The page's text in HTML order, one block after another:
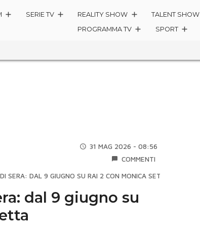
SERIE TV REALITY SHOW TALENT SHOW
PROGRAMMA TV
SPORT
31 MAG 2026 - 08:56
COMMENTI
SERA: DAL 9 GIUGNO SU RAI 2 CON MONICA SETTA
dal 9 giugno su